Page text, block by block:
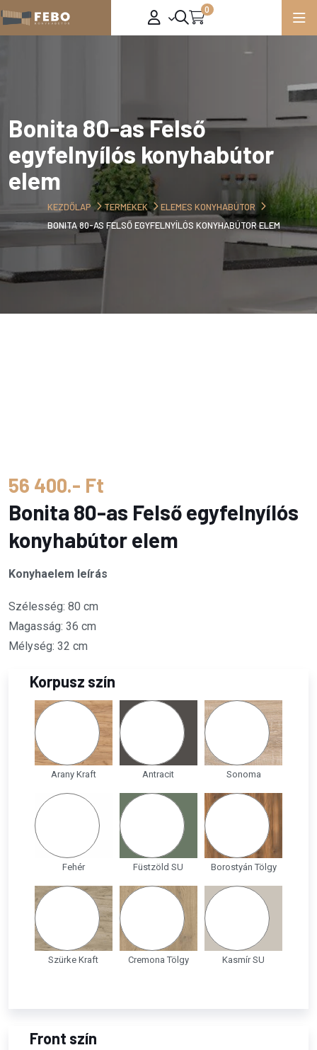
0
Bonita 80-as Felső
egyfelnyílós konyhabútor
elem
KEZDŐLAP TERMÉKEK
ELEMES KONYHABÚTOR
BONITA 80-AS FELSŐ EGYFELNYÍLÓS KONYHABÚTOR ELEM
56 400.- Ft
Bonita 80-as Felső egyfelnyílós
konyhabútor elem
Konyhaelem leírás
Szélesség: 80 cm
Magasság: 36 cm
Mélység: 32 cm
Korpusz szín
Arany Kraft Antracit Sonoma
Fehér Füstzöld SU Borostyán Tölgy
Szürke Kraft Cremona Tölgy Kasmír SU
Front szín